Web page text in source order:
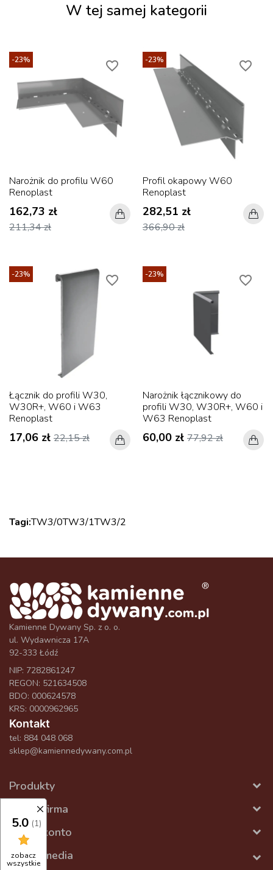
W tej samej kategorii
-23% favorite_border
Narożnik do profilu W60
Renoplast
162,73 zł
211,34 zł
-23% favorite_border
Profil okapowy W60
Renoplast
282,51 zł
366,90 zł
-23% favorite_border
Łącznik do profili W30,
W30R+, W60 i W63
Renoplast
17,06 zł 22,15 zł
-23% favorite_border
Narożnik łącznikowy do
profili W30, W30R+, W60 i
W63 Renoplast
60,00 zł 77,92 zł
Tagi:TW3/0TW3/1TW3/2
Kamienne Dywany Sp. z o. o.
ul. Wydawnicza 17A
92-333 Łódź
NIP: 7282861247
REGON: 521634508
BDO: 000624578
KRS: 0000962965
Kontakt
tel: 884 048 068
sklep@kamiennedywany.com.pl
Produkty
Nasza firma
Twoje konto
Social media
5.0 (1)
zobacz
wszystkie